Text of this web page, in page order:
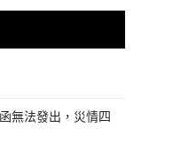
無法發出，災情四